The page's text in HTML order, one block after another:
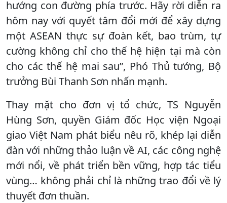
hướng con đường phía trước. Hãy rời diễn ra
hôm nay với quyết tâm đổi mới để xây dựng
một ASEAN thực sự đoàn kết, bao trùm, tự
cường không chỉ cho thế hệ hiện tại mà còn
cho các thế hệ mai sau”, Phó Thủ tướng, Bộ
trưởng Bùi Thanh Sơn nhấn mạnh.
Thay mặt cho đơn vị tổ chức, TS Nguyễn
Hùng Sơn, quyền Giám đốc Học viện Ngoại
giao Việt Nam phát biểu nêu rõ, khép lại diễn
đàn với những thảo luận về AI, các công nghệ
mới nổi, về phát triển bền vững, hợp tác tiểu
vùng… không phải chỉ là những trao đổi về lý
thuyết đơn thuần.